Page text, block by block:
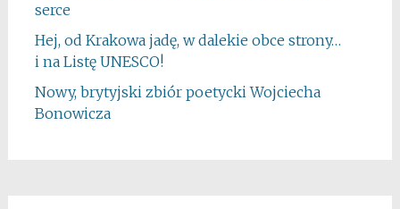
serce
Hej, od Krakowa jadę, w dalekie obce strony…
i na Listę UNESCO!
Nowy, brytyjski zbiór poetycki Wojciecha
Bonowicza